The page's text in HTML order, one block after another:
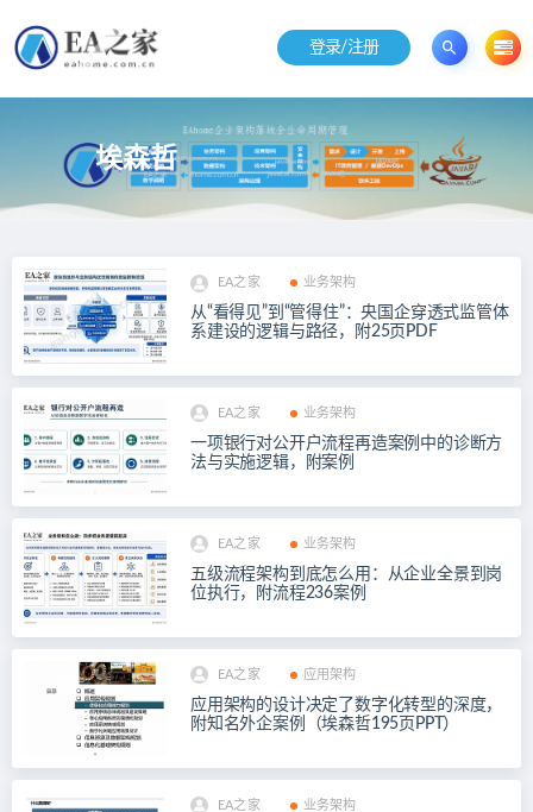
登录/注册
埃森哲
EA之家 业务架构
从“看得见”到“管得住”：央国企穿透式监管体
系建设的逻辑与路径，附25页PDF
EA之家 业务架构
一项银行对公开户流程再造案例中的诊断方
法与实施逻辑，附案例
EA之家 业务架构
五级流程架构到底怎么用：从企业全景到岗
位执行，附流程236案例
EA之家 应用架构
应用架构的设计决定了数字化转型的深度，
附知名外企案例（埃森哲195页PPT）
EA之家 业务架构